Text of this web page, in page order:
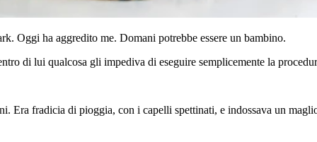
Oggi ha aggredito me. Domani potrebbe essere un bambino.
di lui qualcosa gli impediva di eseguire semplicemente la
Era fradicia di pioggia, con i capelli spettinati, e indossava un